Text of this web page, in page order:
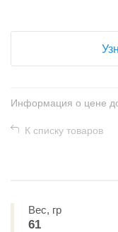
Информация о цене
К списку товаров
Вес, гр
61